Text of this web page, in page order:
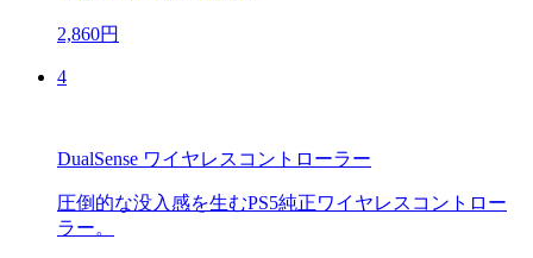
2,860円
4
DualSense ワイヤレスコントローラー
圧倒的な没入感を生むPS5純正ワイヤレスコントロー
ラー。